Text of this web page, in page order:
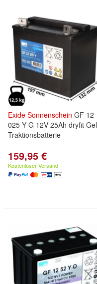
Exide Sonnenschein GF 12
025 Y G 12V 25Ah dryfit Gel
Traktionsbatterie
159,95 €
Kostenloser Versand